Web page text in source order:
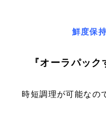
鮮度保
『オーラパック
時短調理が可能なの